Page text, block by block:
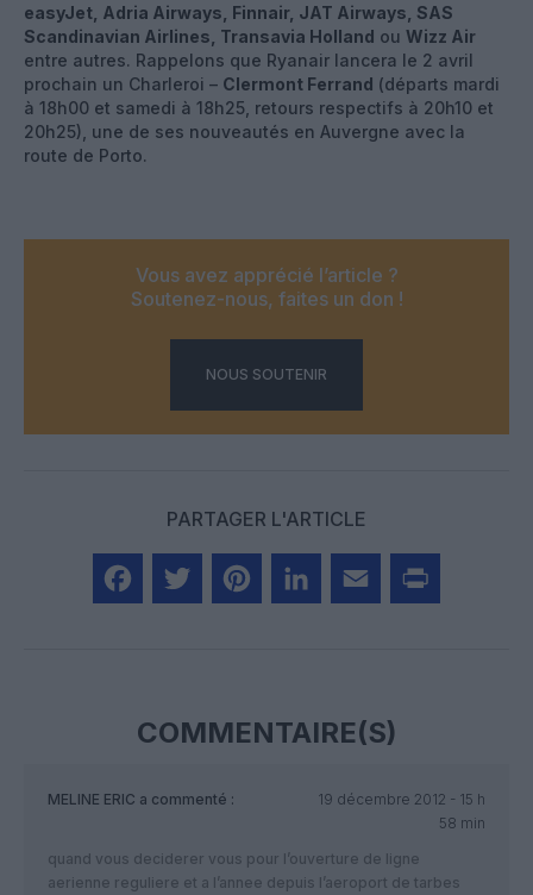
easyJet, Adria Airways, Finnair, JAT Airways, SAS
Scandinavian Airlines, Transavia Holland ou Wizz Air
entre autres. Rappelons que Ryanair lancera le 2 avril
prochain un Charleroi – Clermont Ferrand (départs mardi
à 18h00 et samedi à 18h25, retours respectifs à 20h10 et
20h25), une de ses nouveautés en Auvergne avec la
route de Porto.
Vous avez apprécié l’article ?
Soutenez-nous, faites un don !
NOUS SOUTENIR
PARTAGER L'ARTICLE
COMMENTAIRE(S)
MELINE ERIC a commenté :
19 décembre 2012 - 15 h
58 min
quand vous deciderer vous pour l’ouverture de ligne
aerienne reguliere et a l’annee depuis l’aeroport de tarbes